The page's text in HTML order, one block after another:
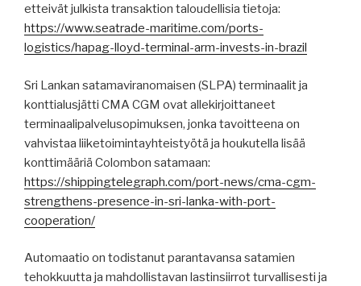
etteivät julkista transaktion taloudellisia tietoja:
https://www.seatrade-maritime.com/ports-
logistics/hapag-lloyd-terminal-arm-invests-in-brazil
Sri Lankan satamaviranomaisen (SLPA) terminaalit ja
konttialusjätti CMA CGM ovat allekirjoittaneet
terminaalipalvelusopimuksen, jonka tavoitteena on
vahvistaa liiketoimintayhteistyötä ja houkutella lisää
konttimääriä Colombon satamaan:
https://shippingtelegraph.com/port-news/cma-cgm-
strengthens-presence-in-sri-lanka-with-port-
cooperation/
Automaatio on todistanut parantavansa satamien
tehokkuutta ja mahdollistavan lastinsiirrot turvallisesti ja